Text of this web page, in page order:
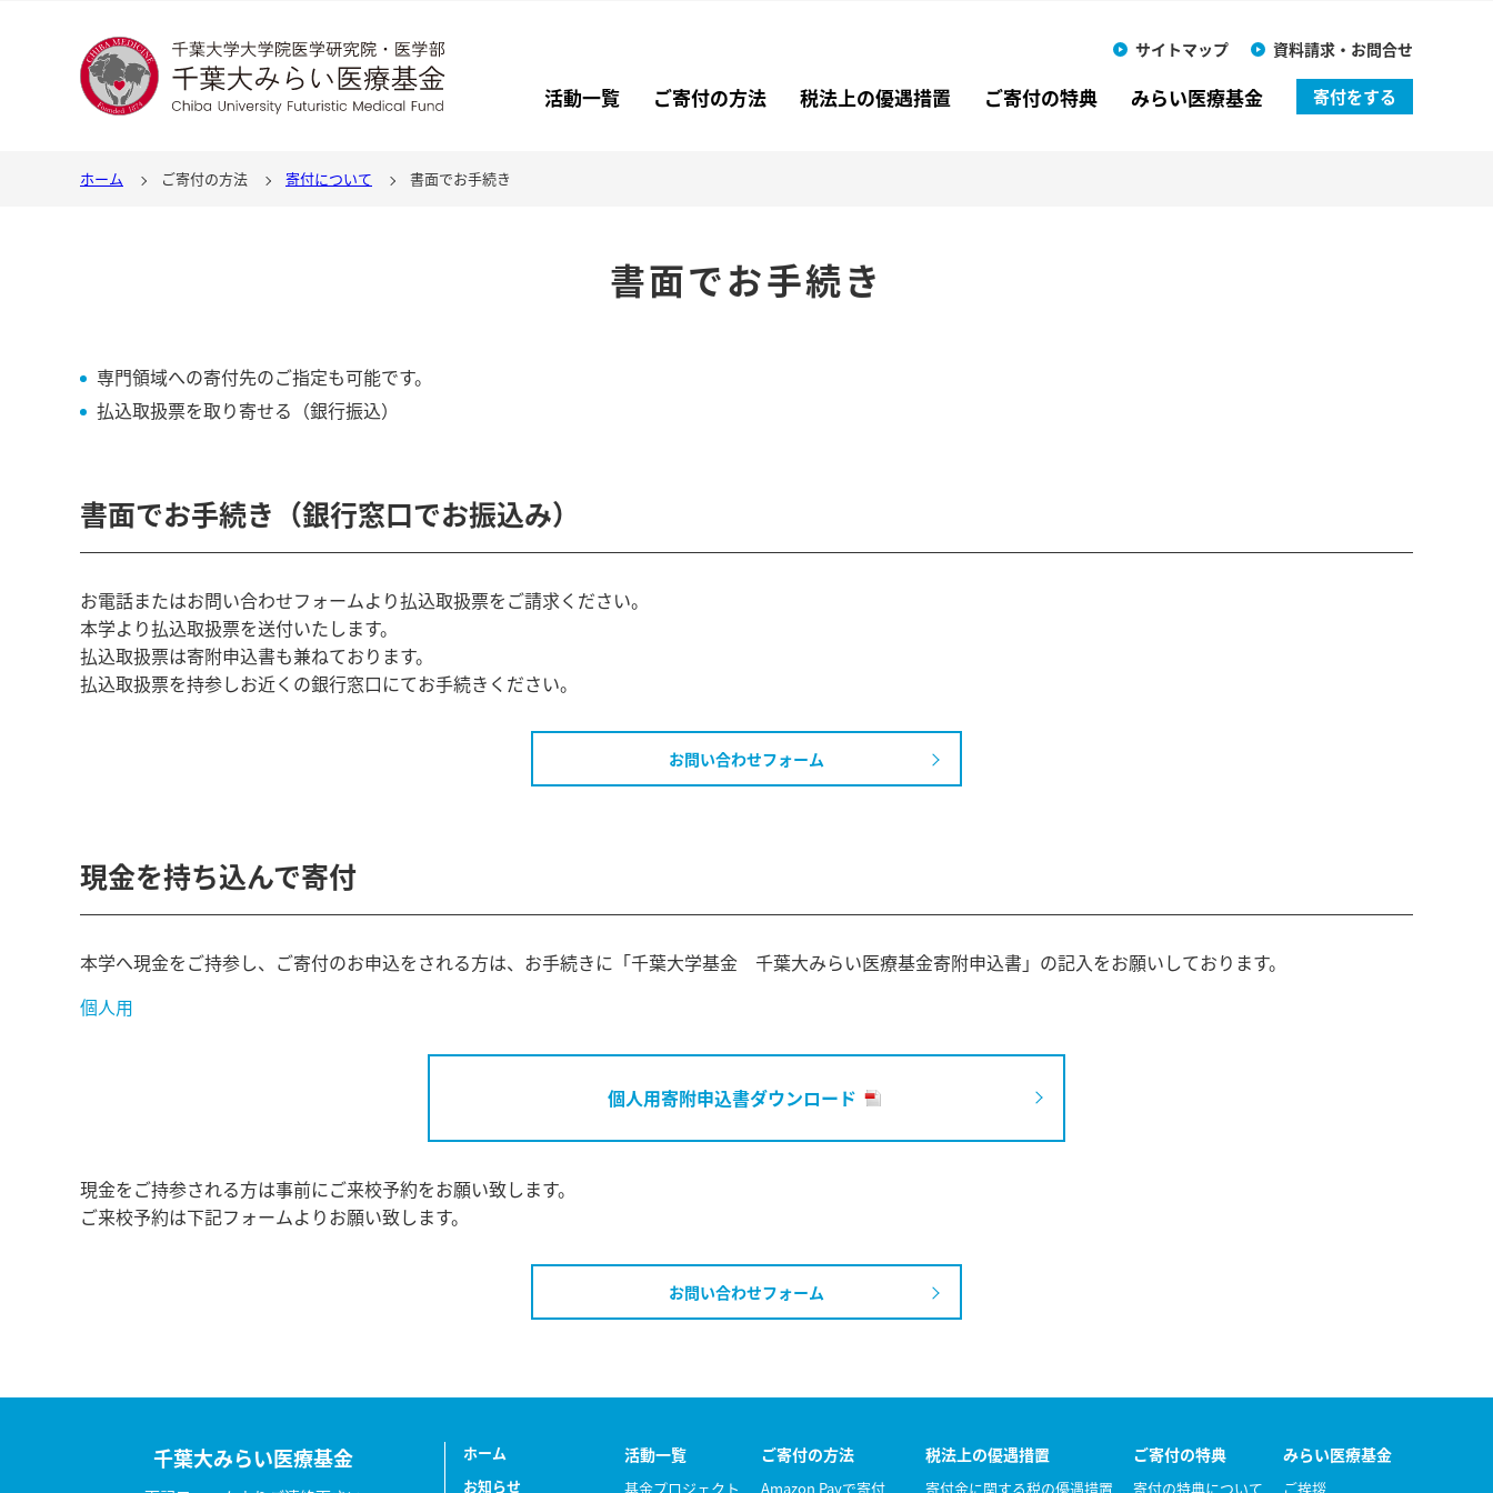
サイトマップ 資料請求・お問合せ
活動一覧 ご寄付の方法 税法上の優遇措置 ご寄付の特典 みらい医療基金 寄付をする
ホーム ご寄付の方法 寄付について 書面でお手続き
書面でお手続き
専門領域への寄付先のご指定も可能です。
払込取扱票を取り寄せる（銀行振込）
書面でお手続き（銀行窓口でお振込み）
お電話またはお問い合わせフォームより払込取扱票をご請求ください。
本学より払込取扱票を送付いたします。
払込取扱票は寄附申込書も兼ねております。
払込取扱票を持参しお近くの銀行窓口にてお手続きください。
お問い合わせフォーム
現金を持ち込んで寄付
本学へ現金をご持参し、ご寄付のお申込をされる方は、お手続きに「千葉大学基金 千葉大みらい医療基金寄附申込書」の記入をお願いしております。
個人用
個人用寄附申込書ダウンロード
現金をご持参される方は事前にご来校予約をお願い致します。
ご来校予約は下記フォームよりお願い致します。
お問い合わせフォーム
千葉大みらい医療基金
ホーム
お知らせ
活動一覧
基金プロジェクト
ご寄付の方法
Amazon Payで寄付
税法上の優遇措置
寄付金に関する税の優遇措置
ご寄付の特典
寄付の特典について
みらい医療基金
ご挨拶